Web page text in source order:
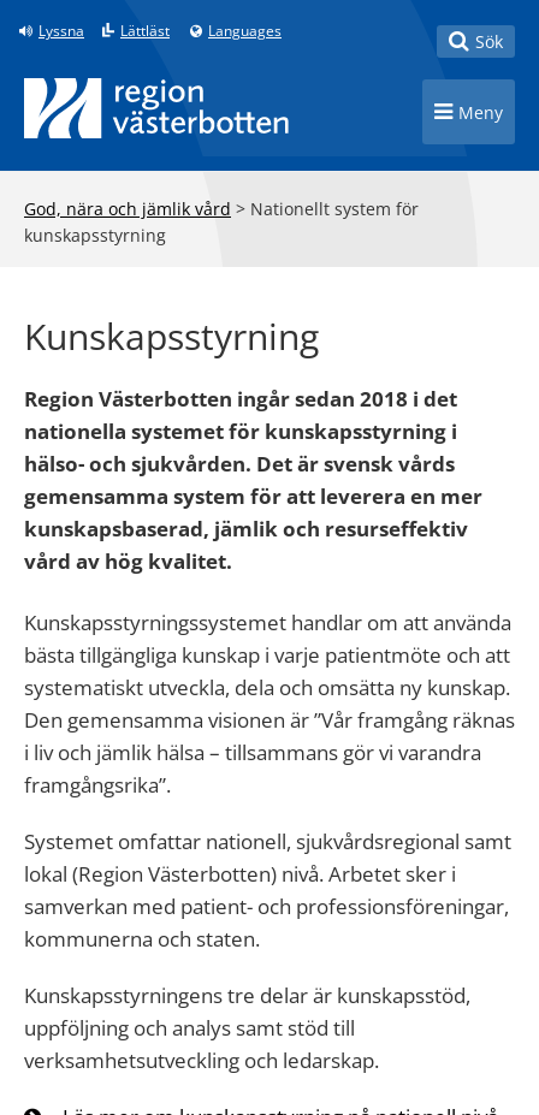
Till innehåll på sidan
Lyssna Lättläst Languages Toggle
Sök
Toggle
Meny
God, nära och jämlik vård > Nationellt system för
kunskapsstyrning
Kunskapsstyrning
Region Västerbotten ingår sedan 2018 i det
nationella systemet för kunskapsstyrning i
hälso- och sjukvården. Det är svensk vårds
gemensamma system för att leverera en mer
kunskapsbaserad, jämlik och resurseffektiv
vård av hög kvalitet.
Kunskapsstyrningssystemet handlar om att använda
bästa tillgängliga kunskap i varje patientmöte och att
systematiskt utveckla, dela och omsätta ny kunskap.
Den gemensamma visionen är ”Vår framgång räknas
i liv och jämlik hälsa – tillsammans gör vi varandra
framgångsrika”.
Systemet omfattar nationell, sjukvårdsregional samt
lokal (Region Västerbotten) nivå. Arbetet sker i
samverkan med patient- och professionsföreningar,
kommunerna och staten.
Kunskapsstyrningens tre delar är kunskapsstöd,
uppföljning och analys samt stöd till
verksamhetsutveckling och ledarskap.